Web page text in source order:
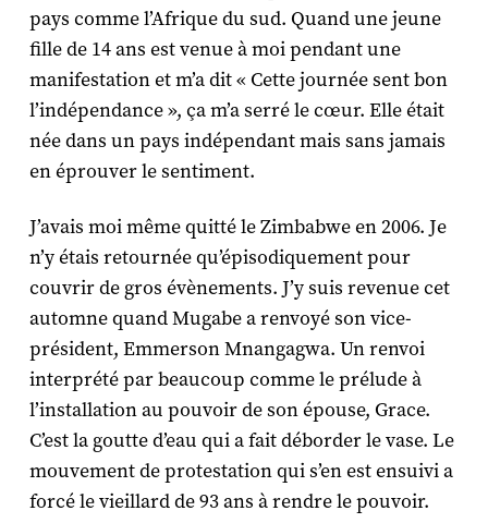
pays comme l’Afrique du sud. Quand une jeune
fille de 14 ans est venue à moi pendant une
manifestation et m’a dit « Cette journée sent bon
l’indépendance », ça m’a serré le cœur. Elle était
née dans un pays indépendant mais sans jamais
en éprouver le sentiment.
J’avais moi même quitté le Zimbabwe en 2006. Je
n’y étais retournée qu’épisodiquement pour
couvrir de gros évènements. J’y suis revenue cet
automne quand Mugabe a renvoyé son vice-
président, Emmerson Mnangagwa. Un renvoi
interprété par beaucoup comme le prélude à
l’installation au pouvoir de son épouse, Grace.
C’est la goutte d’eau qui a fait déborder le vase. Le
mouvement de protestation qui s’en est ensuivi a
forcé le vieillard de 93 ans à rendre le pouvoir.